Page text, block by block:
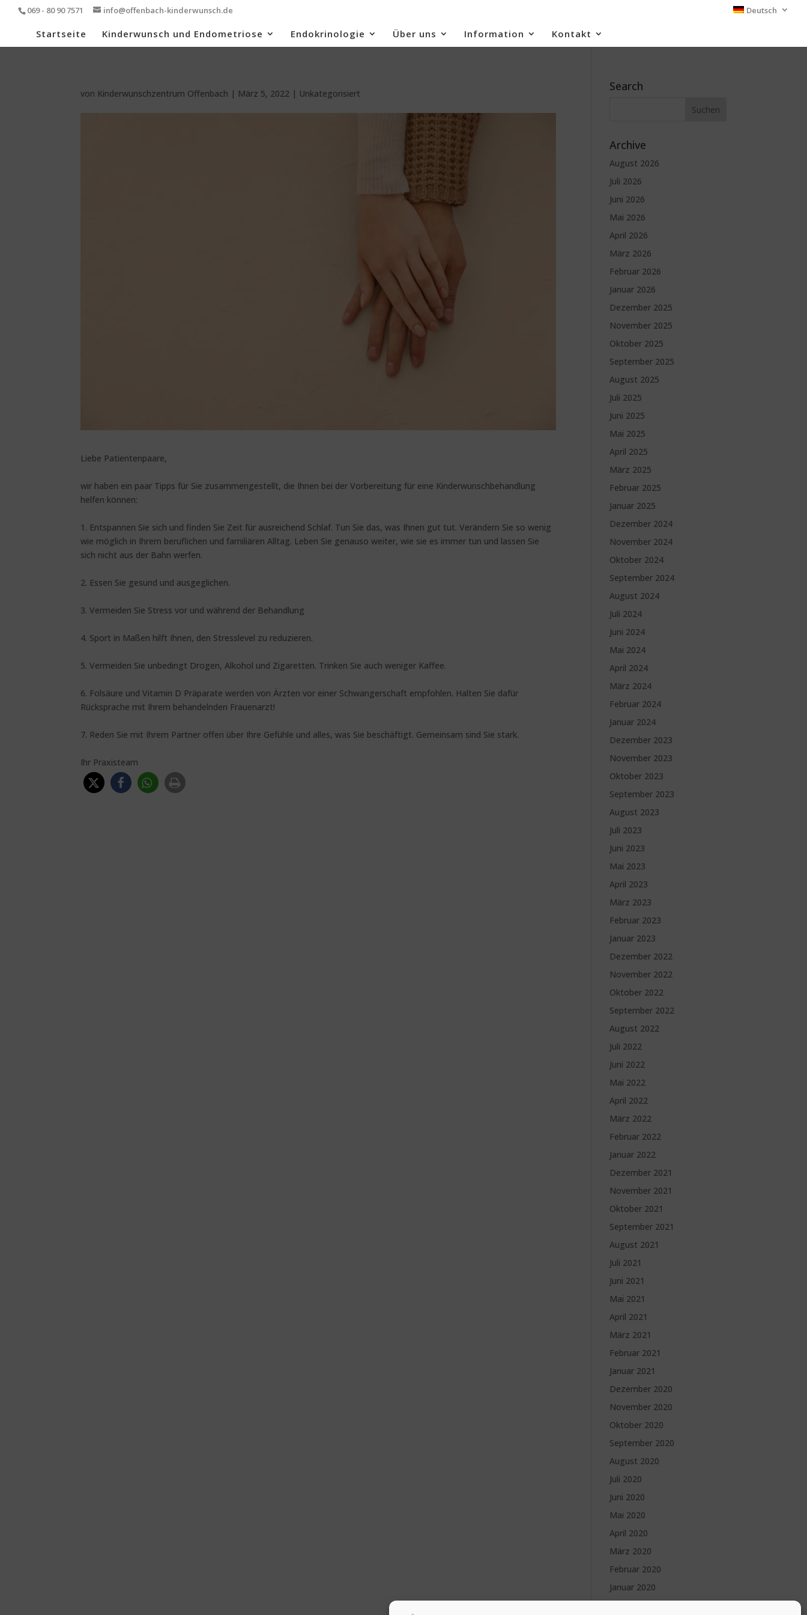
069 - 80 90 7571 info@offenbach-kinderwunsch.de Deutsch
Startseite Kinderwunsch und Endometriose Endokrinologie Über uns Information Kontakt
von Kinderwunschzentrum Offenbach | März 5, 2022 | Unkategorisiert
Liebe Patientenpaare,
wir haben ein paar Tipps für Sie zusammengestellt, die Ihnen bei der Vorbereitung für eine Kinderwunschbehandlung
helfen können:
1. Entspannen Sie sich und finden Sie Zeit für ausreichend Schlaf. Tun Sie das, was Ihnen gut tut. Verändern Sie so wenig
wie möglich in Ihrem beruflichen und familiären Alltag. Leben Sie genauso weiter, wie sie es immer tun und lassen Sie
sich nicht aus der Bahn werfen.
2. Essen Sie gesund und ausgeglichen.
3. Vermeiden Sie Stress vor und während der Behandlung
4. Sport in Maßen hilft Ihnen, den Stresslevel zu reduzieren.
5. Vermeiden Sie unbedingt Drogen, Alkohol und Zigaretten. Trinken Sie auch weniger Kaffee.
6. Folsäure und Vitamin D Präparate werden von Ärzten vor einer Schwangerschaft empfohlen. Halten Sie dafür
Rücksprache mit Ihrem behandelnden Frauenarzt!
7. Reden Sie mit Ihrem Partner offen über Ihre Gefühle und alles, was Sie beschäftigt. Gemeinsam sind Sie stark.
Ihr Praxisteam
Search
Archive
August 2026
Juli 2026
Juni 2026
Mai 2026
April 2026
März 2026
Februar 2026
Januar 2026
Dezember 2025
November 2025
Oktober 2025
September 2025
August 2025
Juli 2025
Juni 2025
Mai 2025
April 2025
März 2025
Februar 2025
Januar 2025
Dezember 2024
November 2024
Oktober 2024
September 2024
August 2024
Juli 2024
Juni 2024
Mai 2024
April 2024
März 2024
Februar 2024
Januar 2024
Dezember 2023
November 2023
Oktober 2023
September 2023
August 2023
Juli 2023
Juni 2023
Mai 2023
April 2023
März 2023
Februar 2023
Januar 2023
Dezember 2022
November 2022
Oktober 2022
September 2022
August 2022
Juli 2022
Juni 2022
Mai 2022
April 2022
März 2022
Februar 2022
Januar 2022
Dezember 2021
November 2021
Oktober 2021
September 2021
August 2021
Juli 2021
Juni 2021
Mai 2021
April 2021
März 2021
Februar 2021
Januar 2021
Dezember 2020
November 2020
Oktober 2020
September 2020
August 2020
Juli 2020
Juni 2020
Mai 2020
April 2020
März 2020
Februar 2020
Januar 2020